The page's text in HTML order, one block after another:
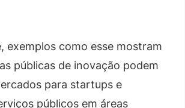
exemplos como esse mostram
públicas de inovação podem
para startups e
públicos em áreas